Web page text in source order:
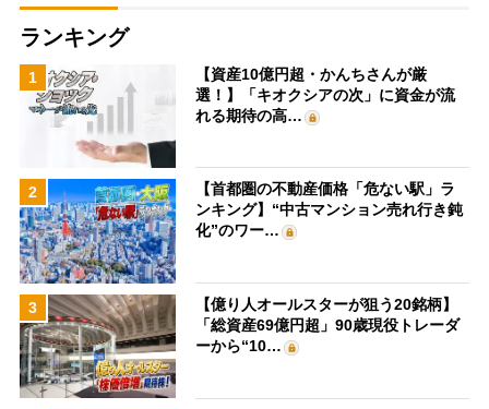
ランキング
1
【資産10億円超・かんちさんが厳
選！】「キオクシアの次」に資金が流
れる期待の高…
2
【首都圏の不動産価格「危ない駅」ラ
ンキング】“中古マンション売れ行き鈍
化”のワー…
3
【億り人オールスターが狙う20銘柄】
「総資産69億円超」90歳現役トレーダ
ーから“10…